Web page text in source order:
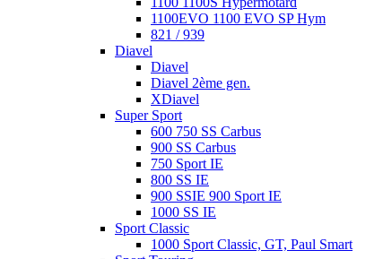
1100EVO 1100 EVO SP Hym
821 / 939
Diavel
Diavel
Diavel 2ème gen.
XDiavel
Super Sport
600 750 SS Carbus
900 SS Carbus
750 Sport IE
800 SS IE
900 SSIE 900 Sport IE
1000 SS IE
Sport Classic
1000 Sport Classic, GT, Paul Smart